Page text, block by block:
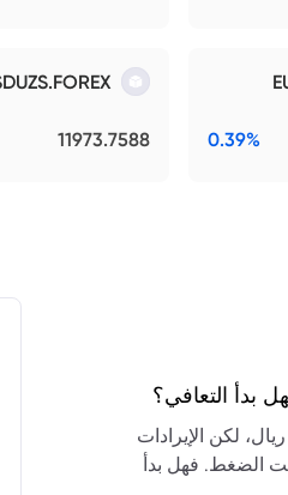
0.39%
11973.7588
الفصلية إلى 833 مليون ريال، لكن الإيرادات
الضغط. فهل بدأ